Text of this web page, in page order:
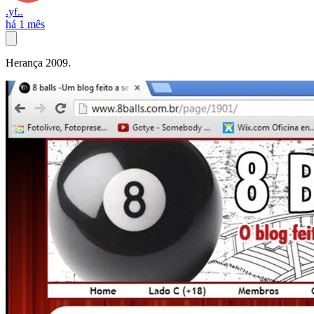
.yf..
há 1 mês
Herança 2009.